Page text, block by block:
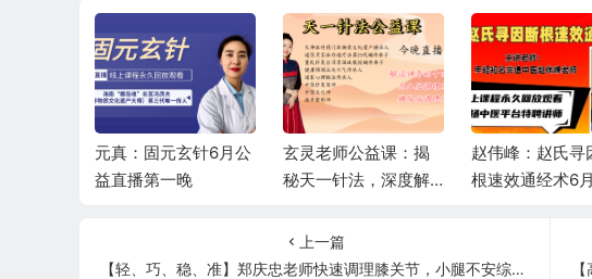
玄灵老师公益课：揭
秘天一针法，深度解
籍
赵伟峰：赵氏寻因断
根速效通经术6月公益
赵伟峰：赵氏寻
根速效通经术6
上一篇
【轻、巧、稳、准】郑庆忠老师快速调理膝关节，小腿不安综合症，跟骨骨刺等疾病！